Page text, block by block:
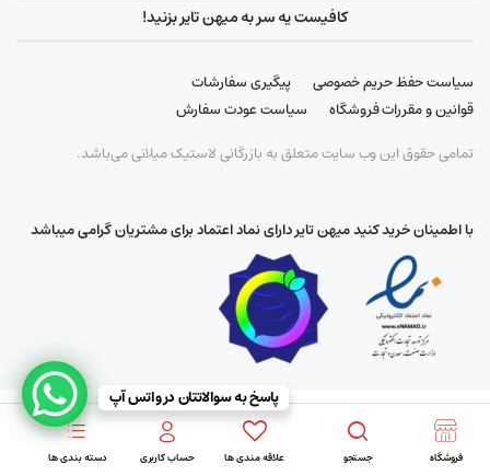
کافیست یه سر به میهن تایر بزنید!
سیاست حفظ حریم خصوصی
پیگیری سفارشات
قوانین و مقررات فروشگاه
سیاست عودت سفارش
تمامی حقوق این وب سایت متعلق به بازرگانی لاستیک میلانی می‌باشد.
با اطمینان خرید کنید میهن تایر دارای نماد اعتماد برای مشتریان گرامی میباشد
پاسخ به سوالاتتان در واتس آپ
فروشگاه جستجو علاقه مندی ها حساب کاربری دسته بندی ها